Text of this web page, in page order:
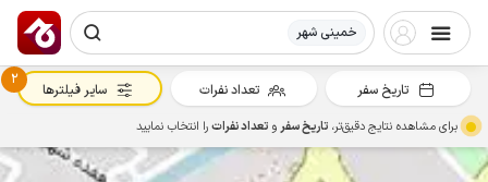
خمینی شهر
تاریخ سفر تعداد نفرات
2
سایر فیلترها
برای مشاهده نتایج دقیق‌تر، تاریخ سفرو تعداد نفراترا انتخاب نمایید